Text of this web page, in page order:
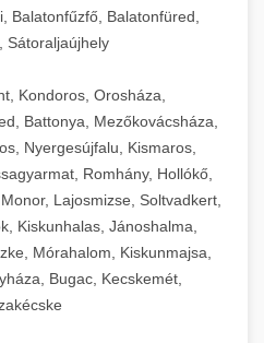
Balatonfűzfő, Balatonfüred,
Sátoraljaújhely
Kondoros, Orosháza,
Battonya, Mezőkovácsháza,
Nyergesújfalu, Kismaros,
Romhány, Hollókő,
Lajosmizse, Soltvadkert,
Kiskunhalas, Jánoshalma,
Mórahalom, Kiskunmajsa,
Bugac, Kecskemét,